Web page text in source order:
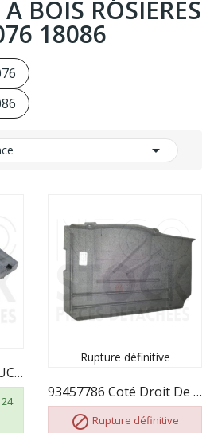
BOIS ROSIERES
18086

93356228 BRIQUE GAUCHE DE FOYER ROSIERES
Rupture définitive
93457786 Coté Droit De Foyer Parabole 18076
 Rupture définitive